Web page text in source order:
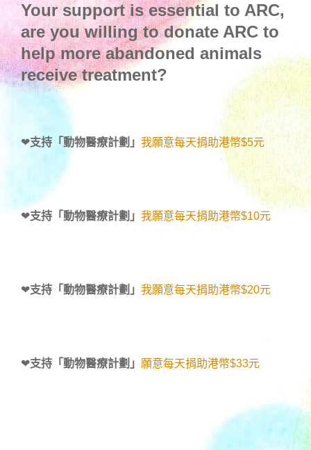
Your support is essential to ARC,
are you willing to donate ARC to
help more abandoned animals
receive treatment?
❤支持「動物醫療計劃」 我願意每天捐助港幣$5元
❤支持「動物醫療計劃」 我願意每天捐助港幣$10元
❤支持「動物醫療計劃」 我願意每天捐助港幣$20元
❤支持「動物醫療計劃」 願意每天捐助港幣$33元